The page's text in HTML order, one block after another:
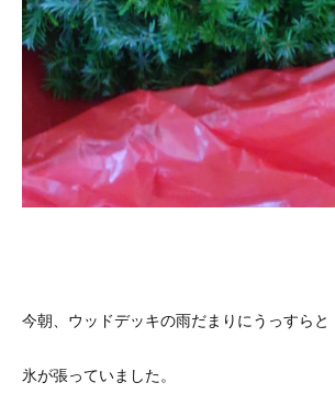
今朝、ウッドデッキの雨だまりにうっすらと
氷が張っていました。